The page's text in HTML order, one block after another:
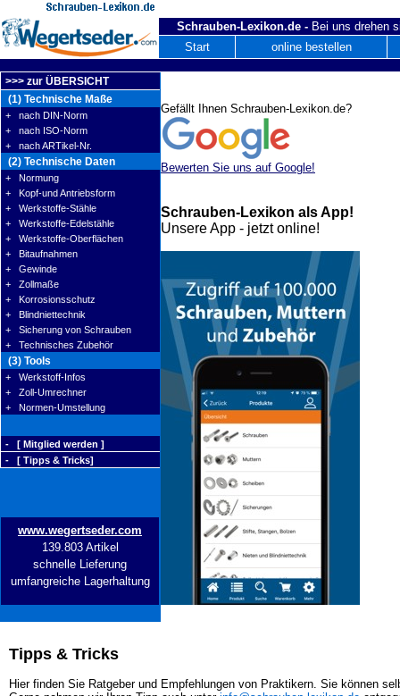
Schrauben-Lexikon.de - Bei uns drehen
Start
online bestellen
>>> zur ÜBERSICHT
(1) Technische Maße
+ nach DIN-Norm
+ nach ISO-Norm
+ nach ARTikel-Nr.
(2) Technische Daten
+ Normung
+ Kopf-und Antriebsform
+ Werkstoffe-Stähle
+ Werkstoffe-Edelstähle
+ Werkstoffe-Oberflächen
+ Bitaufnahmen
+ Gewinde
+ Zollmaße
+ Korrosionsschutz
+ Blindniettechnik
+ Sicherung von Schrauben
+ Technisches Zubehör
(3) Tools
+ Werkstoff-Infos
+ Zoll-Umrechner
+ Normen-Umstellung
- [ Mitglied werden ]
- [ Tipps & Tricks]
www.wegertseder.com
139.803 Artikel
schnelle Lieferung
umfangreiche Lagerhaltung
Tipps & Tricks
Hier finden Sie Ratgeber und Empfehlungen von Praktikern. Sie können
Gefällt Ihnen Schrauben-Lexikon.de?
Bewerten Sie uns auf Google!
Schrauben-Lexikon als App!
Unsere App - jetzt online!